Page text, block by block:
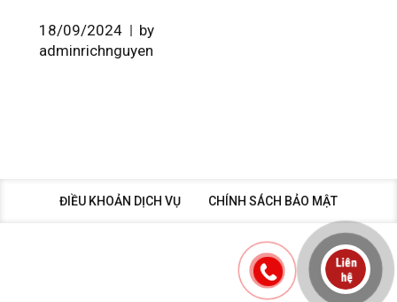
18/09/2024
by
adminrichnguyen
ĐIỀU KHOẢN DỊCH VỤ CHÍNH SÁCH BẢO MẬT